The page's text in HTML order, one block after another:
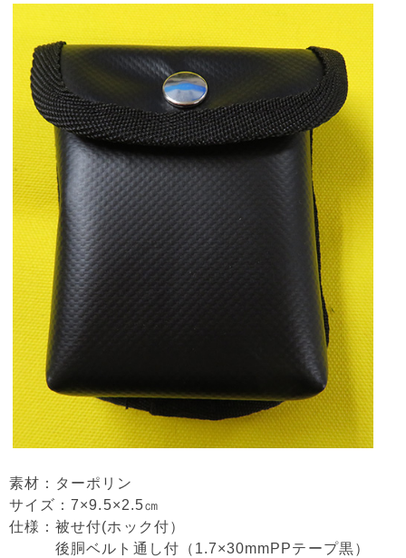
素材：ターポリン
サイズ：7×9.5×2.5㎝
仕様：被せ付(ホック付）
後胴ベルト通し付（1.7×30mmPPテープ黒）